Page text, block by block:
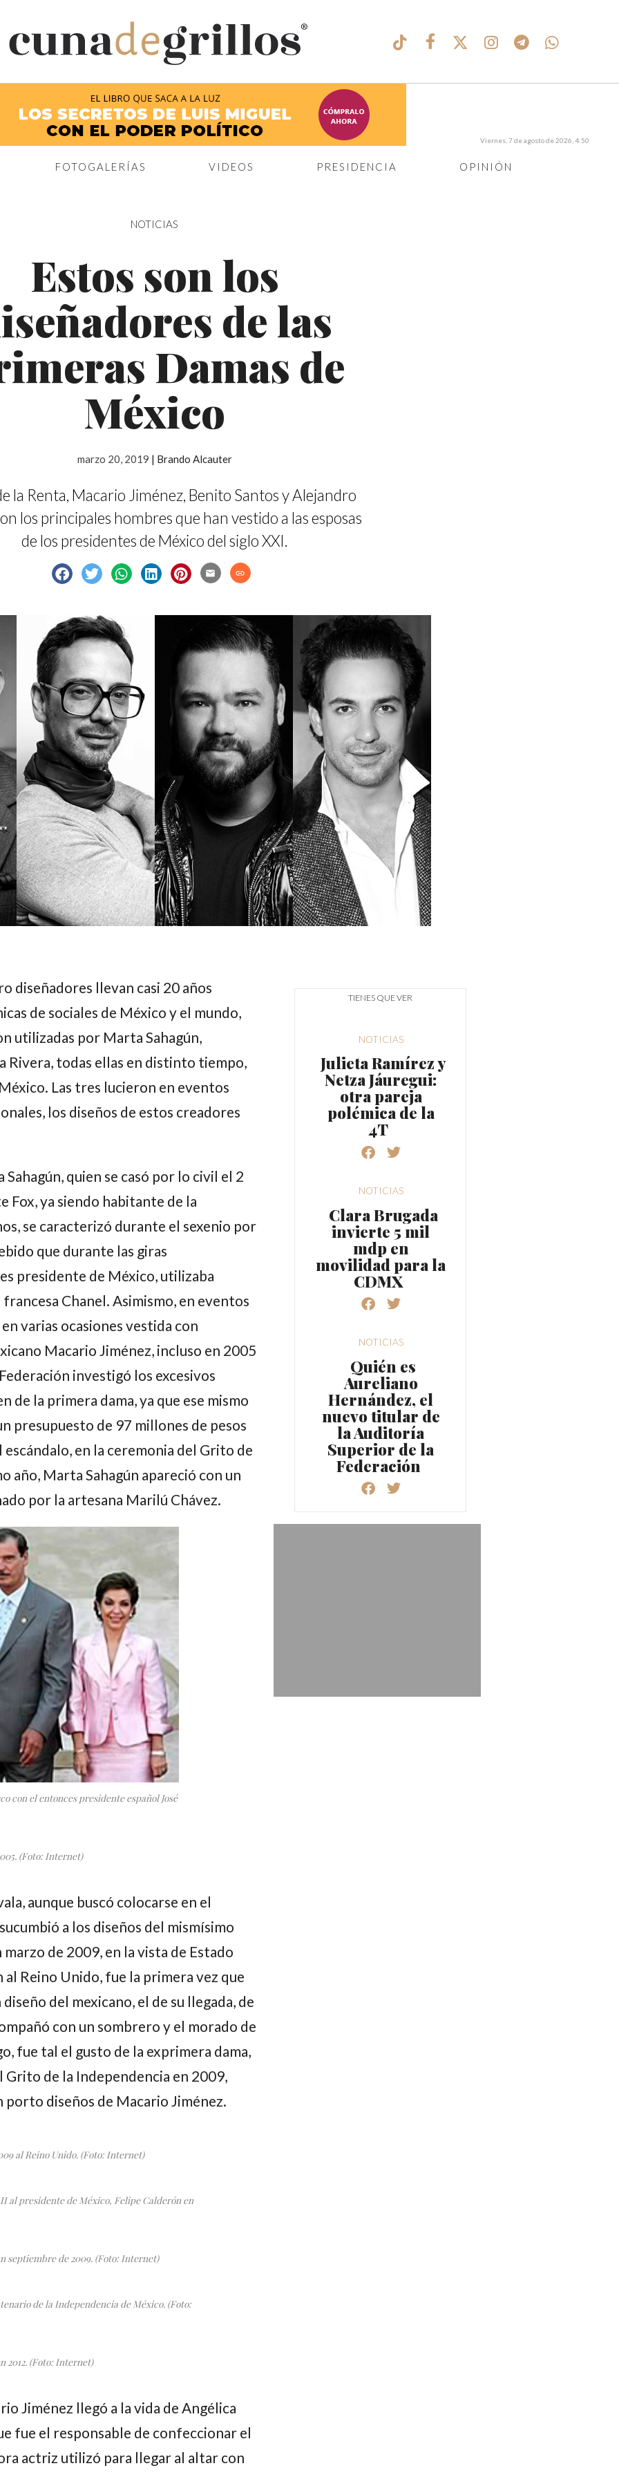
®
FOTOGALERÍAS VIDEOS PRESIDENCIA OPINIÓN
Viernes, 7 de agosto de 2026, 4:50
NOTICIAS
Estos son los
de las
Damas de
México
marzo 20, 2019 | Brando Alcauter
la Renta, Macario Jiménez, Benito Santos y Alejandro
los principales hombres que han vestido a las esposas
de los presidentes de México del siglo XXI.
email link
diseñadores llevan casi 20 años
de sociales de México y el mundo,
utilizadas por Marta Sahagún,
Rivera, todas ellas en distinto tiempo,
Las tres lucieron en eventos
los diseños de estos creadores
quien se casó por lo civil el 2
Fox, ya siendo habitante de la
se caracterizó durante el sexenio por
que durante las giras
presidente de México, utilizaba
francesa Chanel. Asimismo, en eventos
varias ocasiones vestida con
Macario Jiménez, incluso en 2005
investigó los excesivos
de la primera dama, ya que ese mismo
presupuesto de 97 millones de pesos
en la ceremonia del Grito de
año, Marta Sahagún apareció con un
por la artesana Marilú Chávez.
con el entonces presidente español José
(Foto: Internet)
aunque buscó colocarse en el
a los diseños del mismísimo
de 2009, en la vista de Estado
Reino Unido, fue la primera vez que
del mexicano, el de su llegada, de
con un sombrero y el morado de
fue tal el gusto de la exprimera dama,
Grito de la Independencia en 2009,
diseños de Macario Jiménez.
al Reino Unido. (Foto: Internet)
al presidente de México, Felipe Calderón en
septiembre de 2009. (Foto: Internet)
de la Independencia de México. (Foto:
2012. (Foto: Internet)
Jiménez llegó a la vida de Angélica
fue el responsable de confeccionar el
actriz utilizó para llegar al altar con
TIENES QUE VER
NOTICIAS
Julieta Ramírez y
Netza Jáuregui:
otra pareja
polémica de la
4T
NOTICIAS
Clara Brugada
invierte 5 mil
mdp en
movilidad para la
CDMX
NOTICIAS
Quién es
Aureliano
Hernández, el
nuevo titular de
la Auditoría
Superior de la
Federación